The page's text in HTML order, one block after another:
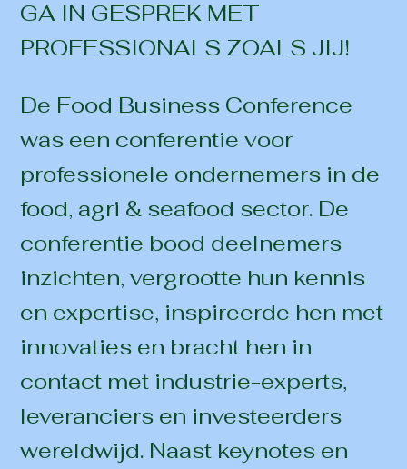
GA IN GESPREK MET
PROFESSIONALS ZOALS JIJ!
De Food Business Conference
was een conferentie voor
professionele ondernemers in de
food, agri & seafood sector. De
conferentie bood deelnemers
inzichten, vergrootte hun kennis
en expertise, inspireerde hen met
innovaties en bracht hen in
contact met industrie-experts,
leveranciers en investeerders
wereldwijd. Naast keynotes en